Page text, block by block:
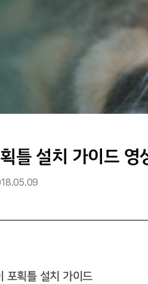
틀 설치 가이드 영
포획틀 설치 가이드